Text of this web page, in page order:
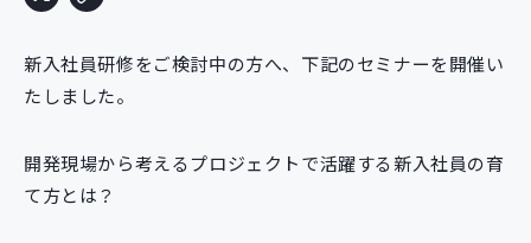
新規開発サービス
新入社員研修をご検討中の方へ、下記のセミナーを開催い
たしました。
開発現場から考えるプロジェクトで活躍する新入社員の育
て方とは？